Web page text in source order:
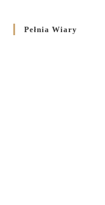
Pełnia Wiary